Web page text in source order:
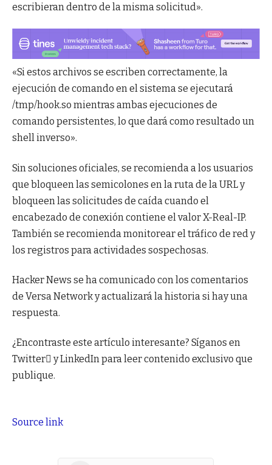
escribieran dentro de la misma solicitud».
«Si estos archivos se escriben correctamente, la
ejecución de comando en el sistema se ejecutará
/tmp/hook.so mientras ambas ejecuciones de
comando persistentes, lo que dará como resultado un
shell inverso».
Sin soluciones oficiales, se recomienda a los usuarios
que bloqueen las semicolones en la ruta de la URL y
bloqueen las solicitudes de caída cuando el
encabezado de conexión contiene el valor X-Real-IP.
También se recomienda monitorear el tráfico de red y
los registros para actividades sospechosas.
Hacker News se ha comunicado con los comentarios
de Versa Network y actualizará la historia si hay una
respuesta.
¿Encontraste este artículo interesante? Síganos en
Twitter y LinkedIn para leer contenido exclusivo que
publique.
Source link